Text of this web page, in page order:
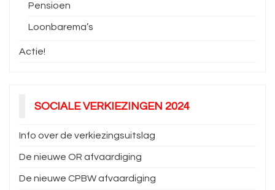
Pensioen
Loonbarema’s
Actie!
SOCIALE VERKIEZINGEN 2024
Info over de verkiezingsuitslag
De nieuwe OR afvaardiging
De nieuwe CPBW afvaardiging